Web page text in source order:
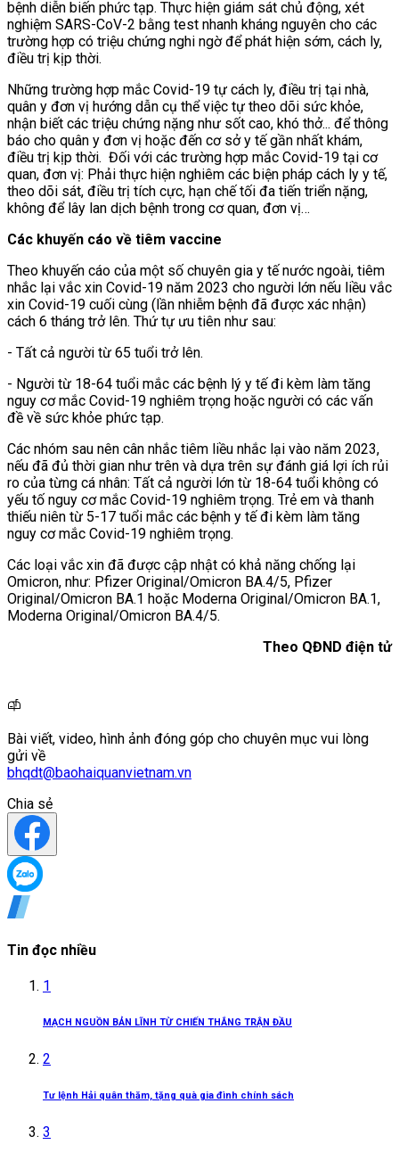
bệnh diễn biến phức tạp. Thực hiện giám sát chủ động, xét
nghiệm SARS-CoV-2 bằng test nhanh kháng nguyên cho các
trường hợp có triệu chứng nghi ngờ để phát hiện sớm, cách ly,
điều trị kịp thời.
Những trường hợp mắc Covid-19 tự cách ly, điều trị tại nhà,
quân y đơn vị hướng dẫn cụ thể việc tự theo dõi sức khỏe,
nhận biết các triệu chứng nặng như sốt cao, khó thở... để thông
báo cho quân y đơn vị hoặc đến cơ sở y tế gần nhất khám,
điều trị kịp thời. Đối với các trường hợp mắc Covid-19 tại cơ
quan, đơn vị: Phải thực hiện nghiêm các biện pháp cách ly y tế,
theo dõi sát, điều trị tích cực, hạn chế tối đa tiến triển nặng,
không để lây lan dịch bệnh trong cơ quan, đơn vị…
Các khuyến cáo về tiêm vaccine
Theo khuyến cáo của một số chuyên gia y tế nước ngoài, tiêm
nhắc lại vắc xin Covid-19 năm 2023 cho người lớn nếu liều vắc
xin Covid-19 cuối cùng (lần nhiễm bệnh đã được xác nhận)
cách 6 tháng trở lên. Thứ tự ưu tiên như sau:
- Tất cả người từ 65 tuổi trở lên.
- Người từ 18-64 tuổi mắc các bệnh lý y tế đi kèm làm tăng
nguy cơ mắc Covid-19 nghiêm trọng hoặc người có các vấn
đề về sức khỏe phức tạp.
Các nhóm sau nên cân nhắc tiêm liều nhắc lại vào năm 2023,
nếu đã đủ thời gian như trên và dựa trên sự đánh giá lợi ích rủi
ro của từng cá nhân: Tất cả người lớn từ 18-64 tuổi không có
yếu tố nguy cơ mắc Covid-19 nghiêm trọng. Trẻ em và thanh
thiếu niên từ 5-17 tuổi mắc các bệnh y tế đi kèm làm tăng
nguy cơ mắc Covid-19 nghiêm trọng.
Các loại vắc xin đã được cập nhật có khả năng chống lại
Omicron, như: Pfizer Original/Omicron BA.4/5, Pfizer
Original/Omicron BA.1 hoặc Moderna Original/Omicron BA.1,
Moderna Original/Omicron BA.4/5.
Theo QĐND điện tử
Bài viết, video, hình ảnh đóng góp cho chuyên mục vui lòng
gửi về
bhqdt@baohaiquanvietnam.vn
Chia sẻ
Tin đọc nhiều
1
MẠCH NGUỒN BẢN LĨNH TỪ CHIẾN THẮNG TRẬN ĐẦU
2
Tư lệnh Hải quân thăm, tặng quà gia đình chính sách
3